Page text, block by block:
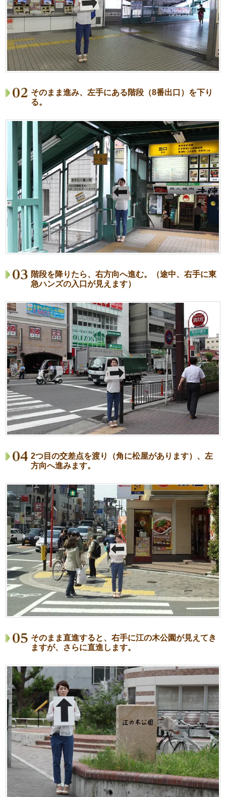
そのまま進み、左手にある階段（8番出口）を下り
る。
階段を降りたら、右方向へ進む。（途中、右手に東
急ハンズの入口が見えます）
2つ目の交差点を渡り（角に松屋があります）、左
方向へ進みます。
そのまま直進すると、右手に江の木公園が見えてき
ますが、さらに直進します。